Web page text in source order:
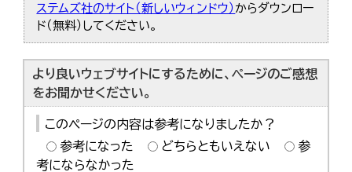
ステムズ社のサイト（新しいウィンドウ） からダウンロー
ド（無料）してください。
より良いウェブサイトにするために、ページのご感想
をお聞かせください。
このページの内容は参考になりましたか？
参考になった
どちらともいえない
参
考にならなかった